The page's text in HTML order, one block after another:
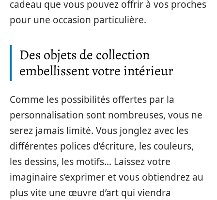
cadeau que vous pouvez offrir à vos proches
pour une occasion particulière.
Des objets de collection
embellissent votre intérieur
Comme les possibilités offertes par la
personnalisation sont nombreuses, vous ne
serez jamais limité. Vous jonglez avec les
différentes polices d’écriture, les couleurs,
les dessins, les motifs… Laissez votre
imaginaire s’exprimer et vous obtiendrez au
plus vite une œuvre d’art qui viendra